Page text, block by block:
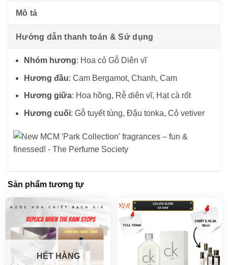
Mô tả
Hướng dẫn thanh toán & Sử dụng
Nhóm hương: Hoa cỏ Gỗ Diên vĩ
Hương đầu: Cam Bergamot, Chanh, Cam
Hương giữa: Hoa hồng, Rễ diên vĩ, Hạt cà rốt
Hương cuối: Gỗ tuyết tùng, Đậu tonka, Cỏ vetiver
Sản phẩm tương tự
HẾT HÀNG